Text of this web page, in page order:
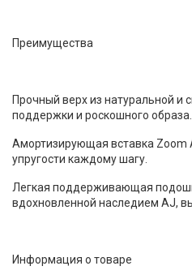
Преимущества
Прочный верх из натуральной и
поддержки и роскошного образа.
Амортизирующая вставка Zoom
упругости каждому шагу.
Легкая поддерживающая
вдохновленной наследием AJ,
Информация о товаре